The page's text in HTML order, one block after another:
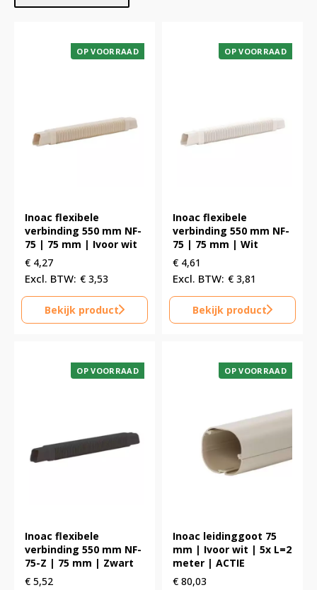
OP VOORRAAD
Inoac flexibele
verbinding 550 mm NF-
75 | 75 mm | Ivoor wit
€ 4,27
€ 3,53
Bekijk product
OP VOORRAAD
Inoac flexibele
verbinding 550 mm NF-
75 | 75 mm | Wit
€ 4,61
€ 3,81
Bekijk product
OP VOORRAAD
Inoac flexibele
verbinding 550 mm NF-
75-Z | 75 mm | Zwart
€ 5,52
OP VOORRAAD
Inoac leidinggoot 75
mm | Ivoor wit | 5x L=2
meter | ACTIE
€ 80,03